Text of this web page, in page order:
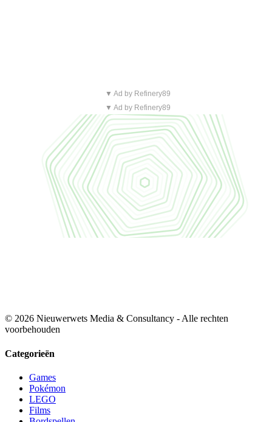
▼ Ad by Refinery89
▼ Ad by Refinery89
© 2026 Nieuwerwets Media & Consultancy - Alle rechten
voorbehouden
Categorieën
Games
Pokémon
LEGO
Films